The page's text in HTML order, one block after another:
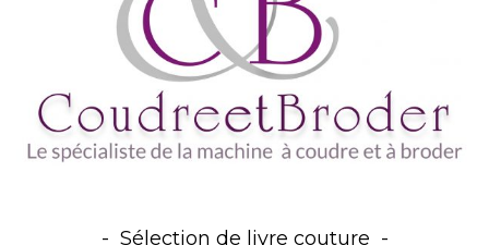
Sélection de livre couture